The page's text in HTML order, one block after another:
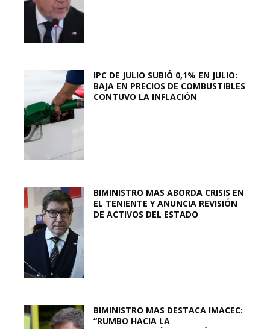
IPC DE JULIO SUBIÓ 0,1% EN JULIO:
BAJA EN PRECIOS DE COMBUSTIBLES
CONTUVO LA INFLACIÓN
BIMINISTRO MAS ABORDA CRISIS EN
EL TENIENTE Y ANUNCIA REVISIÓN
DE ACTIVOS DEL ESTADO
BIMINISTRO MAS DESTACA IMACEC:
“RUMBO HACIA LA